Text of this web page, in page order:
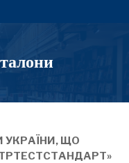
УКРАЇНИ, ЩО